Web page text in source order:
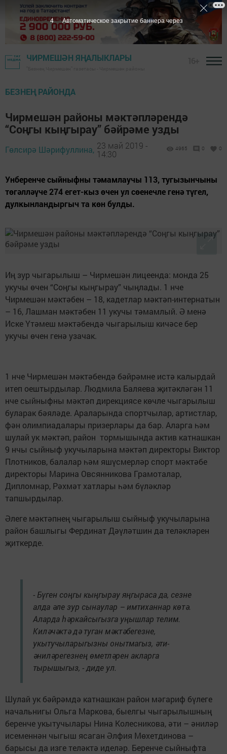
ЧИРМЕШӘН ЯҢАЛЫКЛАРЫ
БЕЗНЕҢ РАЙОНДА
Чирмешән районы мәктәпләрендә
“Соңгы кыңгырау” бәйрәме узды
Гөлсирә Шәрифуллина, 23 май 2019 -
14:30
4965 0 0
Унберенче сыйныфны тәмамлаучы 113, тугызынчыны
төгәлләүче 274 егет-кыз өчен ул сөенечле генә түгел,
дулкынландыргыч та көн булды.
Иң зур чыгарылыш – Чирмешән лицеенда: монда 25
укучы өчен “Соңгы кыңгырау” чыңлады. 1 нче
Чирмешән мәктәбен – 18, кадетлар мәктәп-интернатын
– 16, Лашман мәктәбен 11 укучы тәмамлый. Ә менә
Иске Үтәмеш мәктәбендә чыгарылыш кичәсе бер
укучы өчен генә узачак.
1 нче Чирмешән мәктәбендә бәйрәмне истә калырдай
итеп оештырдылар. Людмила Баляева җитәкләгән 11
нче сыйныфны мәктәп дирекциясе көчле чыгарылыш
буларак бәяләде. Араларында спортчылар, артистлар,
фән олимпиадалары призерлары да бар. Аларга һәм
шулай ук мәктәп, район тормышында актив катнашкан
9 нчы сыйныф укучыларына мәктәп директоры Виктор
Плотников, балалар һәм яшүсмерләр спорт мәктәбе
директоры Марина Овсянникова Грамоталар,
Дипломнар, Рәхмәт хатлары һәм бүләкләр
тапшырдылар.
Әлеге мәктәпнең чыгарылыш сыйныф укучыларына
район башлыгы Фердинат Дәүләтшин да теләкләрен
җиткерде.
- Бүген соңгы кыңгырау яңгыраса да, сезне
алда әле зур сынаулар – имтиханнар көтә.
Аларда һәркайсыгызга уңышлар телим.
Киләчәктә дә туган мәктәбегезне,
укытучыларыгызны онытмагыз, әти-
әниләрегезнең өметләрен акларга
тырышыгыз, - диде ул.
Шулай ук бәйрәмдә катнашкан район мәгариф бүлеге
начальнигы Ольга Маркова, быелгы чыгарылышның
беренче укытучылары Нина Колесникова, әти – әниләр
исеменнән чыгыш ясаган Әлфия Мөхетдинова –
барысы да изге теләктә иделәр. Беренче сыйныфта
3 Автоматическое закрытие баннера через